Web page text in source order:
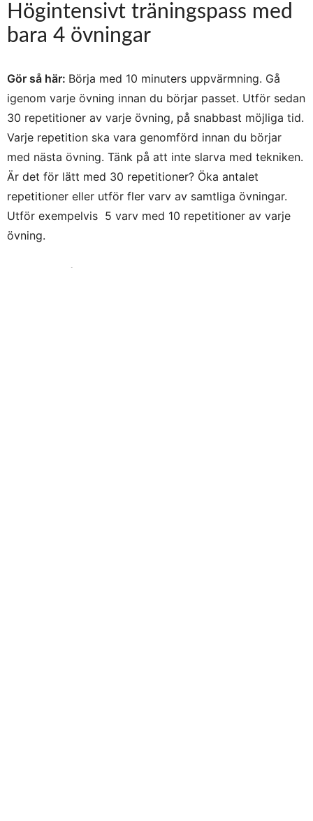
Högintensivt träningspass med
bara 4 övningar
Gör så här: Börja med 10 minuters uppvärmning. Gå
igenom varje övning innan du börjar passet. Utför sedan
30 repetitioner av varje övning, på snabbast möjliga tid.
Varje repetition ska vara genomförd innan du börjar
med nästa övning. Tänk på att inte slarva med tekniken.
Är det för lätt med 30 repetitioner? Öka antalet
repetitioner eller utför fler varv av samtliga övningar.
Utför exempelvis 5 varv med 10 repetitioner av varje
övning.
I passet ingår följande övningar: